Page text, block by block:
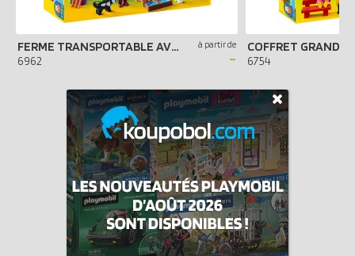
FERME TRANSPORTABLE AVEC ANIMAUX
6962
à partir de
-
COFFRET GRAND
6754